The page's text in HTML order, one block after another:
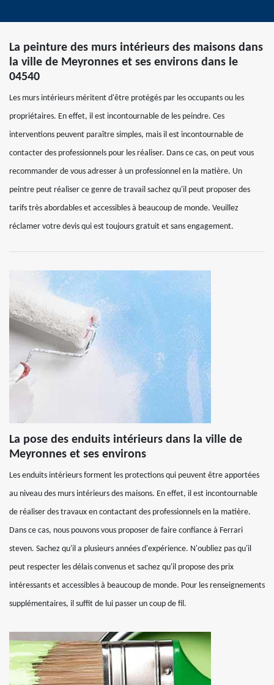
La peinture des murs intérieurs des maisons dans
la ville de Meyronnes et ses environs dans le
04540
Les murs intérieurs méritent d'être protégés par les occupants ou les
propriétaires. En effet, il est incontournable de les peindre. Ces
interventions peuvent paraître simples, mais il est incontournable de
contacter des professionnels pour les réaliser. Dans ce cas, on peut vous
recommander de vous adresser à un professionnel en la matière. Un
peintre peut réaliser ce genre de travail sachez qu'il peut proposer des
tarifs très abordables et accessibles à beaucoup de monde. Veuillez
réclamer votre devis qui est toujours gratuit et sans engagement.
La pose des enduits intérieurs dans la ville de
Meyronnes et ses environs
Les enduits intérieurs forment les protections qui peuvent être apportées
au niveau des murs intérieurs des maisons. En effet, il est incontournable
de réaliser des travaux en contactant des professionnels en la matière.
Dans ce cas, nous pouvons vous proposer de faire confiance à Ferrari
steven. Sachez qu'il a plusieurs années d'expérience. N'oubliez pas qu'il
peut respecter les délais convenus et sachez qu'il propose des prix
intéressants et accessibles à beaucoup de monde. Pour les renseignements
supplémentaires, il suffit de lui passer un coup de fil.